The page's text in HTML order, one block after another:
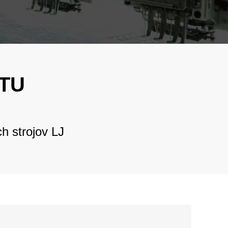
فارسی
Bahasa Melayu
strojov LJ